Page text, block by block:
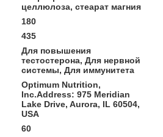
целлюлоза, стеарат магния
180
435
Для повышения
тестостерона, Для нервной
системы, Для иммунитета
Optimum Nutrition,
Inc.Address: 975 Meridian
Lake Drive, Aurora, IL 60504,
USA
60